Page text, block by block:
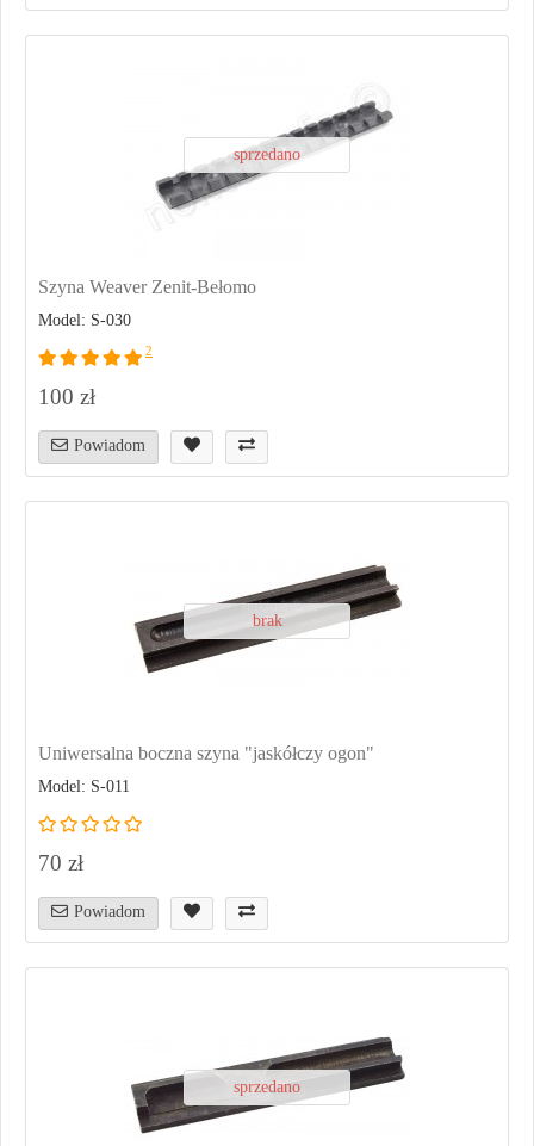
sprzedano
Szyna Weaver Zenit-Bełomo
Model: S-030
2
100 zł
Powiadom
brak
Uniwersalna boczna szyna "jaskółczy ogon"
Model: S-011
70 zł
Powiadom
sprzedano